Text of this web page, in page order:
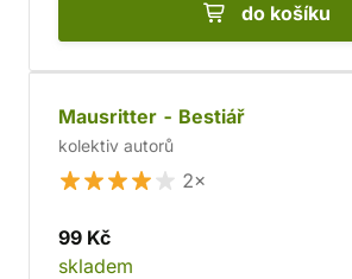
do košíku
Mausritter - Bestiář
kolektiv autorů
2×
99 Kč
skladem